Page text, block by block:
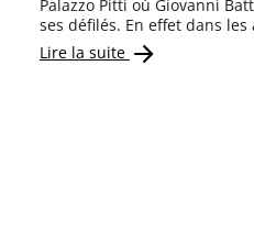
Palazzo Pitti où Giovanni
ses défilés. En effet dans les
Lire la suite